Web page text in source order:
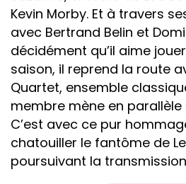
Kevin Morby. Et à travers
avec Bertrand Belin et
décidément qu’il aime
saison, il reprend la route
Quartet, ensemble
membre mène en
C’est avec ce pur
chatouiller le fantôme de
poursuivant la